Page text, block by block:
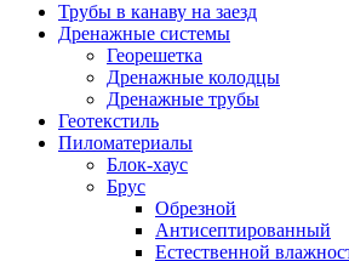
Трубы в канаву на заезд
Дренажные системы
Георешетка
Дренажные колодцы
Дренажные трубы
Геотекстиль
Пиломатериалы
Блок-хаус
Брус
Обрезной
Антисептированный
Естественной